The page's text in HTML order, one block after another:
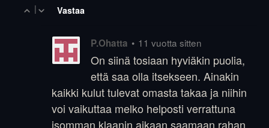
| Vastaa
P.Ohatta • 11 vuotta sitten
On siinä tosiaan hyviäkin puolia,
että saa olla itsekseen. Ainakin
kaikki kulut tulevat omasta takaa ja niihin
voi vaikuttaa melko helposti verrattuna
isomman klaanin aikaan saamaan rahan